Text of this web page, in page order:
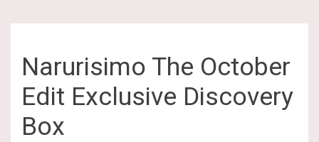
Narurisimo The October
Edit Exclusive Discovery
Box